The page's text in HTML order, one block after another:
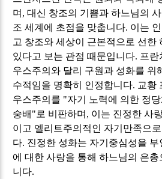
며 ,대신 창조의 기쁨과 하느님의
조 세계에 초점을 맞춥니다. 이는
고 창조와 세상이 근본적으로 선한
있다고 보는 관점 때문입니다. 프란
우스주의와 달리 구원과 성화를 위
수적임을 명확히 인정합니다. 교황
우스주의를 "자기 노력에 의한 정
숭배 "로 비판하며 , 이는 진정한 사
이고 엘리트주의적인 자기만족으
다. 진정한 성화는 자기중심성을
에 대한 사랑을 통해 하느님의 은
니다.